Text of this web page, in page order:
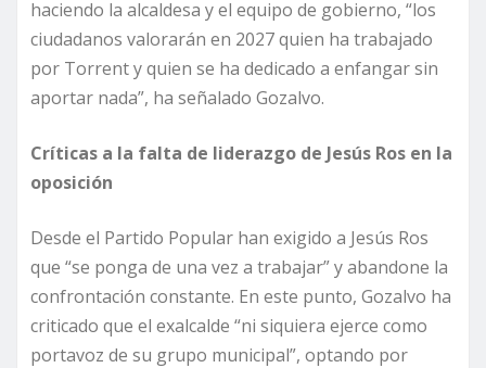
haciendo la alcaldesa y el equipo de gobierno, “los
ciudadanos valorarán en 2027 quien ha trabajado
por Torrent y quien se ha dedicado a enfangar sin
aportar nada”, ha señalado Gozalvo.
Críticas a la falta de liderazgo de Jesús Ros en la
oposición
Desde el Partido Popular han exigido a Jesús Ros
que “se ponga de una vez a trabajar” y abandone la
confrontación constante. En este punto, Gozalvo ha
criticado que el exalcalde “ni siquiera ejerce como
portavoz de su grupo municipal”, optando por